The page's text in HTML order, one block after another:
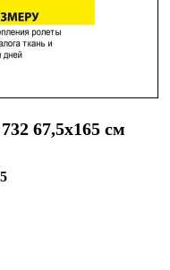
67,5х165 см